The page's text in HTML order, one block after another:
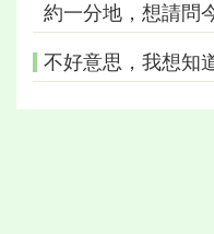
約一分地，想請問
不好意思，我想知